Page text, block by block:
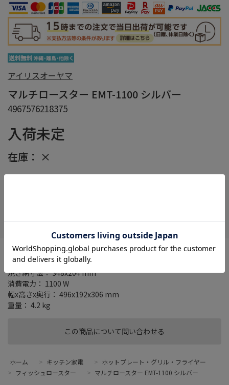
アイリスオーヤマ
マルチロースター EMT-1100 シルバー
4967576218375
入荷未定
在庫： ×
この商品について問い合わせる
サンマ4尾を丸ごと1度に焼けるマルチロースター
焼き網寸法： 348x204 mm
消費電力： 1100 W
幅x高さx奥行： 496x192x306 mm
重量： 4.2 kg
ホーム > キッチン家電 > ホットプレート・グリル・フライヤー
> フィッシュロースター > マルチロースター EMT-1100 シルバー